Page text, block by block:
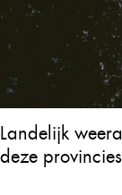
Landelijk
deze